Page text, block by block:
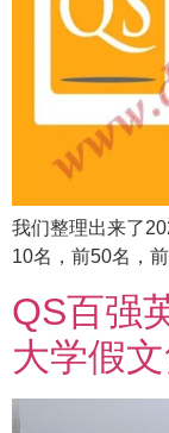
我们整理出来了
10名，前50名，
QS百强
大学假